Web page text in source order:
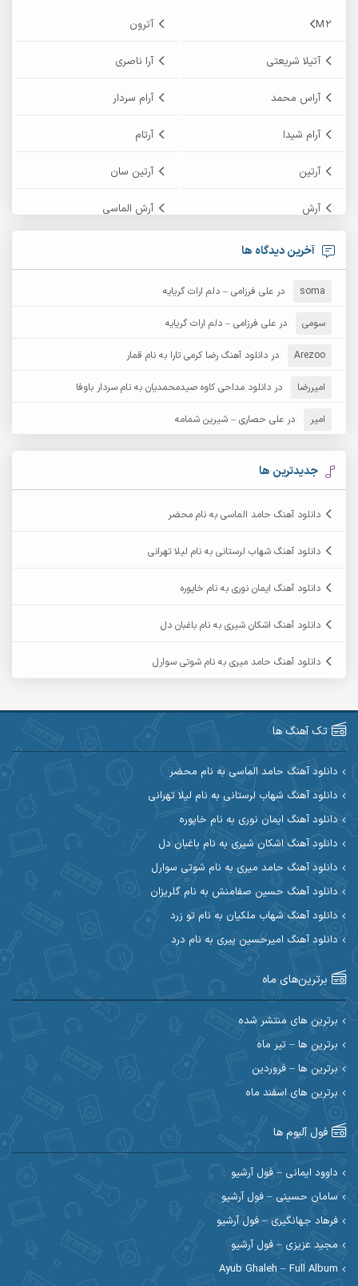
M2 آترون
آتیلا شریعتی آرا ناصری
آراس محمد آرام سردار
آرام شیدا آرتام
آرتین آرتین سان
آرش آرش الماسی
آرش امامی
آرش عثمان
آرش مبهم آرش مستشیری
آرش مهرابی آرش نظری
آرشام
آرکاداش
آرین صیادی
آرین مریدی
آوات بوکانی آوات یگانه
آیت احمدنژاد
ابراهیم شمس ابوالحسن جاویدان
ابی حسینی
احسان آیینفر
احسان امیدوار
احسان حیدری احسان دریادل
احسان رمضانی احسان علیانی
احسان کریمی احسان کمری
احسان مرادیان احمد اسلامی
احمد بیرانوند
احمد صحراییان
احمد نازدار احمد نوریان
احمدرضا امرایی
آخرین دیدگاه ها
soma در علی فرزامی – دلم ارات گریایه
سومی در علی فرزامی – دلم ارات گریایه
Arezoo در دانلود آهنگ رضا کرمی تارا به نام قمار
امیررضا در دانلود مداحی کاوه صیدمحمدیان به نام سردار باوفا
امیر در علی حصاری – شیرین شمامه
جدیدترین ها
دانلود آهنگ حامد الماسی به نام محضر
دانلود آهنگ شهاب لرستانی به نام لیلا تهرانی
دانلود آهنگ ایمان نوری به نام خاپوره
دانلود آهنگ اشکان شیری به نام باغبان دل
دانلود آهنگ حامد میری به نام شوتی سوارل
تک آهنگ ها
دانلود آهنگ حامد الماسی به نام محضر
دانلود آهنگ شهاب لرستانی به نام لیلا تهرانی
دانلود آهنگ ایمان نوری به نام خاپوره
دانلود آهنگ اشکان شیری به نام باغبان دل
دانلود آهنگ حامد میری به نام شوتی سوارل
دانلود آهنگ حسین صفامنش به نام گلریزان
دانلود آهنگ شهاب ملکیان به نام تو زرد
دانلود آهنگ امیرحسین پیری به نام درد
برترین‌های ماه
برترین های منتشر شده
برترین ها – تیر ماه
برترین ها – فروردین
برترین های اسفند ماه
فول آلبوم ها
داوود ایمانی – فول آرشیو
سامان حسینی – فول آرشیو
فرهاد جهانگیری – فول آرشیو
مجید عزیزی – فول آرشیو
Ayub Ghaleh – Full Album